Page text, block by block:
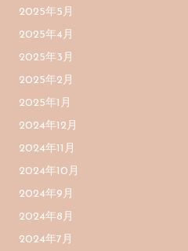
2025年5月
2025年4月
2025年3月
2025年2月
2025年1月
2024年12月
2024年11月
2024年10月
2024年9月
2024年8月
2024年7月